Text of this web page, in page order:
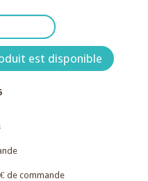
est disponible
de commande